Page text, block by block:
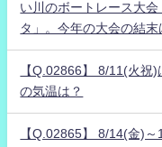
い川のボートレース大
タ」。今年の大会の結末
【Q.02866】 8/11(火祝
の気温は？
【Q.02865】 8/14(金)